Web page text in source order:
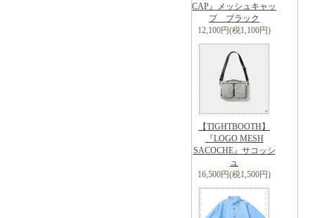
CAP』メッシュキャッ
プ ブラック
12,100円(税1,100円)
【TIGHTBOOTH】
『LOGO MESH
SACOCHE』サコッシ
ュ
16,500円(税1,500円)